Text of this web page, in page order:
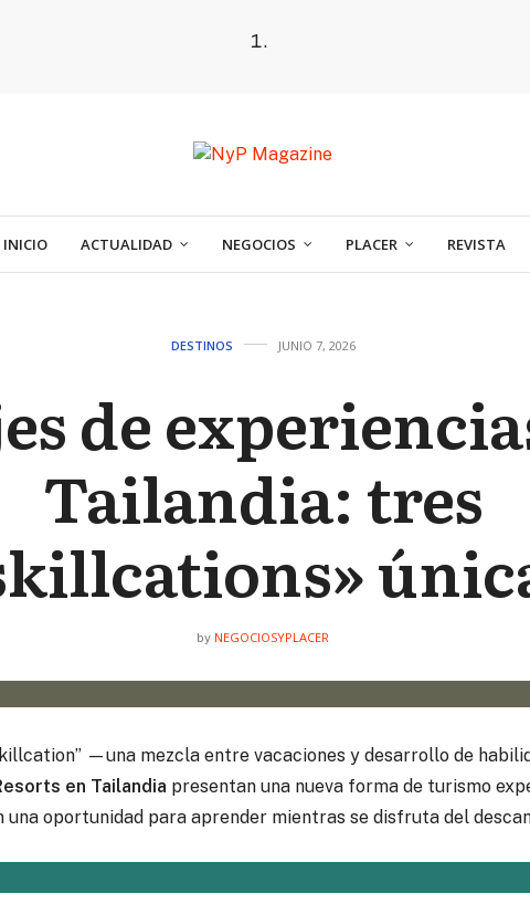
INICIO ACTUALIDAD NEGOCIOS PLACER REVISTA
DESTINOS JUNIO 7, 2026
de
Tailandia: tres
by NEGOCIOSYPLACER
—una mezcla entre vacaciones y desarrollo de
en Tailandia presentan una nueva forma de turismo
oportunidad para aprender mientras se disfruta del